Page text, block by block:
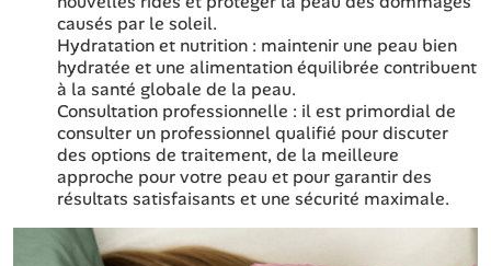
causés par le soleil.
Hydratation et nutrition : maintenir une peau bien
hydratée et une alimentation équilibrée contribuent
à la santé globale de la peau.
Consultation professionnelle : il est primordial de
consulter un professionnel qualifié pour discuter
des options de traitement, de la meilleure
approche pour votre peau et pour garantir des
résultats satisfaisants et une sécurité maximale.